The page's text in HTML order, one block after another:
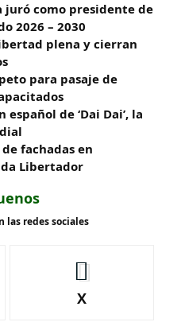
juró como presidente de
2026 – 2030
plena y cierran
para pasaje de
de ‘Dai Dai’, la
fachadas en
Libertador
las redes sociales
X